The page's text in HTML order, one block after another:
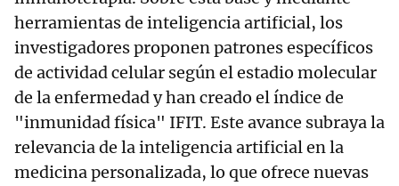
herramientas de inteligencia artificial, los
investigadores proponen patrones específicos
de actividad celular según el estadio molecular
de la enfermedad y han creado el índice de
"inmunidad física" IFIT. Este avance subraya la
relevancia de la inteligencia artificial en la
medicina personalizada, lo que ofrece nuevas